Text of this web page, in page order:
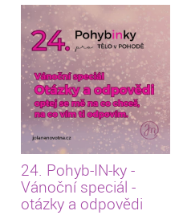
24. Pohyb-IN-ky -
Vánoční speciál -
otázky a odpovědi